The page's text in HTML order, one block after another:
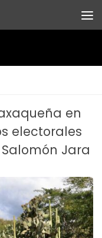
en
electorales
Jara